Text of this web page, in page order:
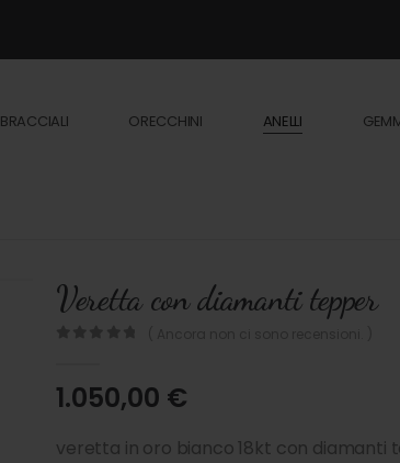
BRACCIALI ORECCHINI ANELLI
Veretta con diamanti tepper
1.050,00 €
veretta in oro bianco 18kt con diamanti